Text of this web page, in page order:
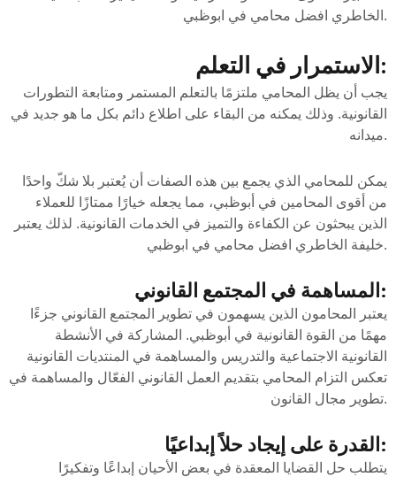
الخاطري افضل محامي في ابوظبي.
الاستمرار في التعلم:
يجب أن يظل المحامي ملتزمًا بالتعلم المستمر ومتابعة التطورات
القانونية. وذلك يمكنه من البقاء على اطلاع دائم بكل ما هو جديد في
ميدانه.
يمكن للمحامي الذي يجمع بين هذه الصفات أن يُعتبر بلا شكّ واحدًا
من أقوى المحامين في أبوظبي، مما يجعله خيارًا ممتازًا للعملاء
الذين يبحثون عن الكفاءة والتميز في الخدمات القانونية. لذلك يعتبر
خليفة الخاطري افضل محامي في ابوظبي.
المساهمة في المجتمع القانوني:
يعتبر المحامون الذين يسهمون في تطوير المجتمع القانوني جزءًا
مهمًا من القوة القانونية في أبوظبي. المشاركة في الأنشطة
القانونية الاجتماعية والتدريس والمساهمة في المنتديات القانونية
تعكس التزام المحامي بتقديم العمل القانوني الفعّال والمساهمة في
تطوير مجال القانون.
القدرة على إيجاد حلاً إبداعيًا:
يتطلب حل القضايا المعقدة في بعض الأحيان إبداعًا وتفكيرًا